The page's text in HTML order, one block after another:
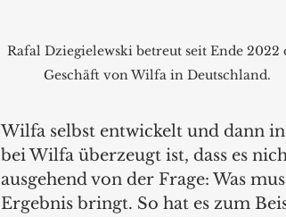
Rafal Dziegielewski betreut seit Ende 2022
Geschäft von Wilfa in Deutschland.
Wilfa selbst entwickelt und dann
bei Wilfa überzeugt ist, dass es
ausgehend von der Frage: Was
Ergebnis bringt. So hat es zum